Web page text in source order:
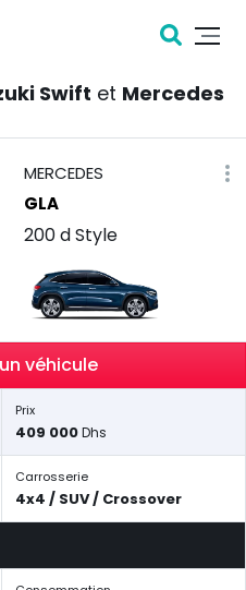
Swift et Mercedes
MERCEDES
GLA
200 d Style
véhicule
Prix
409 000Dhs
Carrosserie
4x4 / SUV / Crossover